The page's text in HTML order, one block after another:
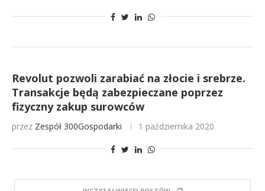
Revolut pozwoli zarabiać na złocie i srebrze.
Transakcje będą zabezpieczane poprzez
fizyczny zakup surowców
przez Zespół 300Gospodarki 1 października 2020